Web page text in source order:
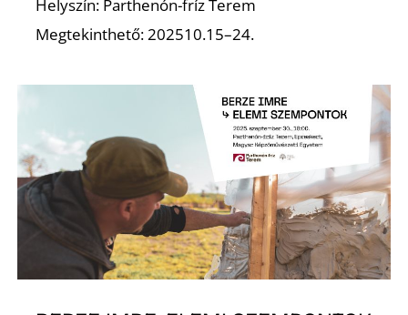
Helyszín: Parthenón-fríz Terem
Megtekinthető: 202510.15–24.